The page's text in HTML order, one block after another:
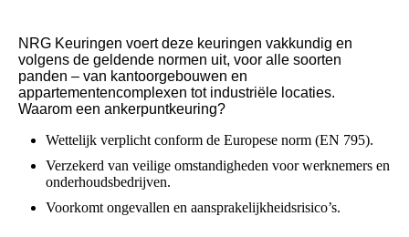
NRG Keuringen voert deze keuringen vakkundig en
volgens de geldende normen uit, voor alle soorten
panden – van kantoorgebouwen en
appartementencomplexen tot industriële locaties.
Waarom een ankerpuntkeuring?
Wettelijk verplicht conform de Europese norm (EN 795).
Verzekerd van veilige omstandigheden voor werknemers en
onderhoudsbedrijven.
Voorkomt ongevallen en aansprakelijkheidsrisico’s.